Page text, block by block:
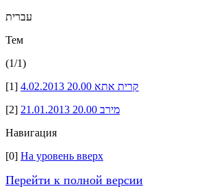
עברית
Тем
(1/1)
[1]
4.02.2013 20.00 קרית אתא
[2]
21.01.2013 20.00 מירב
Навигация
[0] На уровень вверх
Перейти к полной версии